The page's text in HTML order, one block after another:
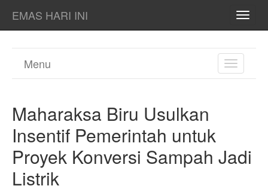
EMAS HARI INI
TOGGLE
Menu
Maharaksa Biru Usulkan
Insentif Pemerintah untuk
Proyek Konversi Sampah Jadi
Listrik